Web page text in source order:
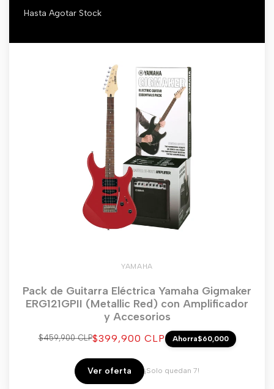
Hasta Agotar Stock
YAMAHA
Pack de Guitarra Eléctrica Yamaha Gigmaker
ERG121GPII (Metallic Red) con Amplificador
y Accesorios
Precio
$459,900 CLPPrecio
venta
$399,900 CLP Ahorra$60,000
Ver oferta ¡Solo quedan 7!